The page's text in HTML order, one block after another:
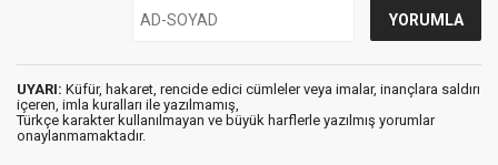
UYARI: Küfür, hakaret, rencide edici cümleler veya imalar, inançlara saldırı
içeren, imla kuralları ile yazılmamış,
Türkçe karakter kullanılmayan ve büyük harflerle yazılmış yorumlar
onaylanmamaktadır.